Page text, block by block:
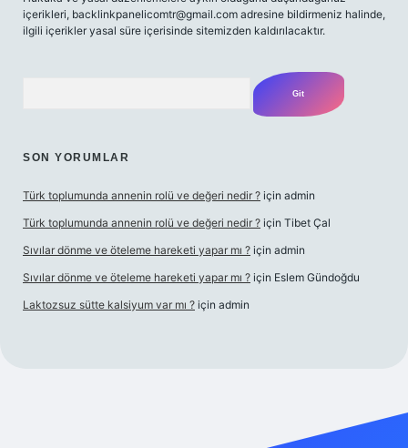
içerikleri, backlinkpanelicomtr@gmail.com adresine bildirmeniz halinde,
ilgili içerikler yasal süre içerisinde sitemizden kaldırılacaktır.
SON YORUMLAR
Türk toplumunda annenin rolü ve değeri nedir ? için admin
Türk toplumunda annenin rolü ve değeri nedir ? için Tibet Çal
Sıvılar dönme ve öteleme hareketi yapar mı ? için admin
Sıvılar dönme ve öteleme hareketi yapar mı ? için Eslem Gündoğdu
Laktozsuz sütte kalsiyum var mı ? için admin